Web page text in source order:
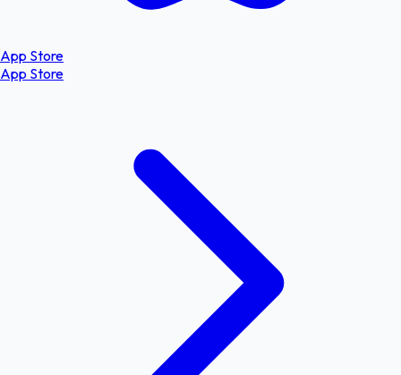
App Store
App Store